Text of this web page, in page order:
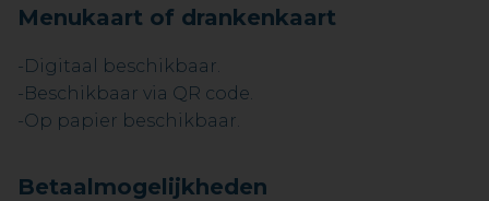
Menukaart of drankenkaart
-Digitaal beschikbaar.
-Beschikbaar via QR code.
-Op papier beschikbaar.
Betaalmogelijkheden